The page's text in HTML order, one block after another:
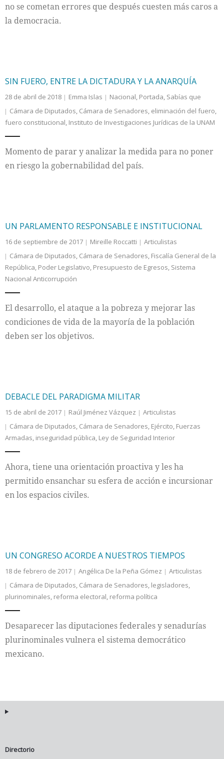
no se cometan errores que después cuesten más caros a
la democracia.
SIN FUERO, ENTRE LA DICTADURA Y LA ANARQUÍA
28 de abril de 2018 Emma Islas Nacional, Portada, Sabías que
Cámara de Diputados, Cámara de Senadores, eliminación del fuero,
fuero constitucional, Instituto de Investigaciones Jurídicas de la UNAM
Momento de parar y analizar la medida para no poner
en riesgo la gobernabilidad del país.
UN PARLAMENTO RESPONSABLE E INSTITUCIONAL
16 de septiembre de 2017 Mireille Roccatti
Articulistas
Cámara de Diputados, Cámara de Senadores, Fiscalía General de la
República, Poder Legislativo, Presupuesto de Egresos, Sistema
Nacional Anticorrupción
El desarrollo, el ataque a la pobreza y mejorar las
condiciones de vida de la mayoría de la población
deben ser los objetivos.
DEBACLE DEL PARADIGMA MILITAR
15 de abril de 2017 Raúl Jiménez Vázquez
Articulistas
Cámara de Diputados, Cámara de Senadores, Ejército, Fuerzas
Armadas, inseguridad pública, Ley de Seguridad Interior
Ahora, tiene una orientación proactiva y les ha
permitido ensanchar su esfera de acción e incursionar
en los espacios civiles.
UN CONGRESO ACORDE A NUESTROS TIEMPOS
18 de febrero de 2017 Angélica De la Peña Gómez
Articulistas
Cámara de Diputados, Cámara de Senadores, legisladores,
plurinominales, reforma electoral, reforma política
Desaparecer las diputaciones federales y senadurías
plurinominales vulnera el sistema democrático
mexicano.
Directorio